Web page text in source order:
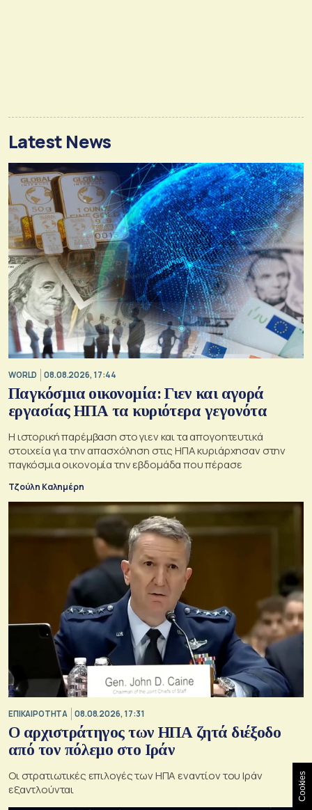
Latest News
WORLD 08.08.2026, 17:44
Παγκόσμια οικονομία: Γιεν και αγορά
εργασίας ΗΠΑ τα κυριότερα γεγονότα
Η ιστορική παρέμβαση στο γιεν και τα απογοητευτικά
στοιχεία για την απασχόληση στις ΗΠΑ κυριάρχησαν στην
παγκόσμια οικονομία την εβδομάδα που πέρασε
Τζούλη Καλημέρη
ΕΠΙΚΑΙΡΟΤΗΤΑ 08.08.2026, 17:31
Ο αρχιστράτηγος των ΗΠΑ ζητά διέξοδο
από τον πόλεμο στο Ιράν
Οι στρατιωτικές επιλογές των ΗΠΑ εναντίον του Ιράν
εξαντλούνται
Cookies